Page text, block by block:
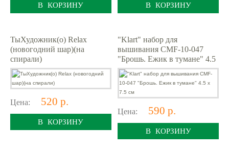
В КОРЗИНУ В КОРЗИНУ
ТыХудожник(о) Relax
(новогодний шар)(на
спирали)
Цена: 520 р.
В КОРЗИНУ
"Klart" набор для
вышивания CMF-10-047
"Брошь. Ежик в тумане" 4.5
х 7.5 см
Цена: 590 р.
В КОРЗИНУ